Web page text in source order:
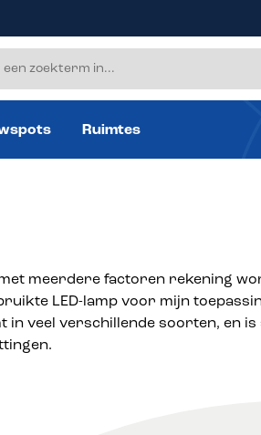
Ruimtes
meerdere factoren rekening
LED-lamp voor mijn
in veel verschillende soorten, en